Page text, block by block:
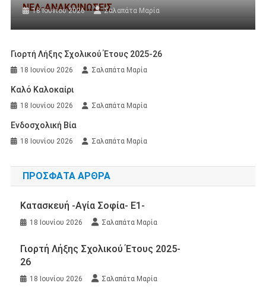
ΝΕΑ-ΑΝΑΚΟΙΝΩΣΕΙΣ
18 Ιουνίου 2026 Σαλαπάτα Μαρία
Γιορτή Λήξης Σχολικού Έτους 2025-26
18 Ιουνίου 2026 Σαλαπάτα Μαρία
Καλό Καλοκαίρι
18 Ιουνίου 2026 Σαλαπάτα Μαρία
Ενδοσχολική Βία
18 Ιουνίου 2026 Σαλαπάτα Μαρία
ΠΡΌΣΦΑΤΑ ΆΡΘΡΑ
Κατασκευή -Αγία Σοφία- Ε1-
18 Ιουνίου 2026 Σαλαπάτα Μαρία
Γιορτή Λήξης Σχολικού Έτους 2025-
26
18 Ιουνίου 2026 Σαλαπάτα Μαρία